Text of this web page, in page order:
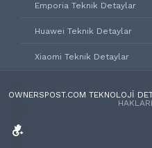
Emporia Teknik Detaylar
Huawei Teknik Detaylar
Xiaomi Teknik Detaylar
OWNERSPOST.COM TEKNOLOJI